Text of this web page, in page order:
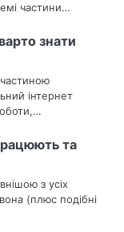
частини…
знати
інтернет
та
з усіх
(плюс подібні